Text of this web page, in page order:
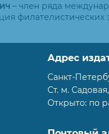
– член ряда
Адрес
Санкт-
Ст. м.
Открыто: по